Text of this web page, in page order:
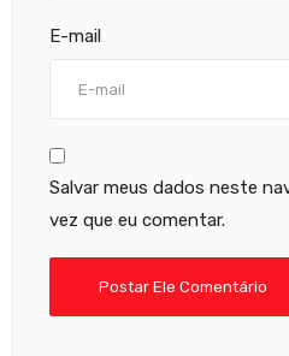
E-mail
Salvar meus dados neste
vez que eu comentar.